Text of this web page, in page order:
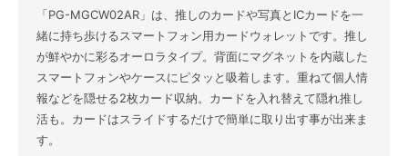
「PG-MGCW02AR」は、推しのカードや写真とICカードを一
緒に持ち歩けるスマートフォン用カードウォレットです。推し
が鮮やかに彩るオーロラタイプ。背面にマグネットを内蔵した
スマートフォンやケースにピタッと吸着します。重ねて個人情
報などを隠せる2枚カード収納。カードを入れ替えて隠れ推し
活も。カードはスライドするだけで簡単に取り出す事が出来ま
す。